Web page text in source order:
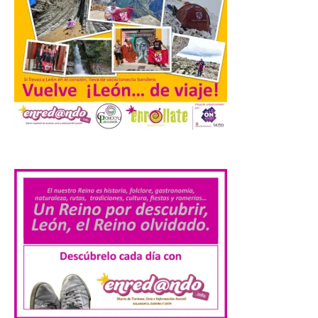
público infantil y, el resto del […]
Más de 200.000 jóvenes
nacidos en 2008 ya han
solicitado el Bono Cultural
Joven 2026 en su primer
mes de vigencia
Las personas que hayan
cumplido o cumplan 18
años en 2026 pueden
solicitar esta ayuda en la
https://bonoculturajoven.gob.es/ hasta el
31 de octubre. Desde este año, los 400
euros del Bono pueden utilizarse tanto
para consumir productos culturales como
[…]